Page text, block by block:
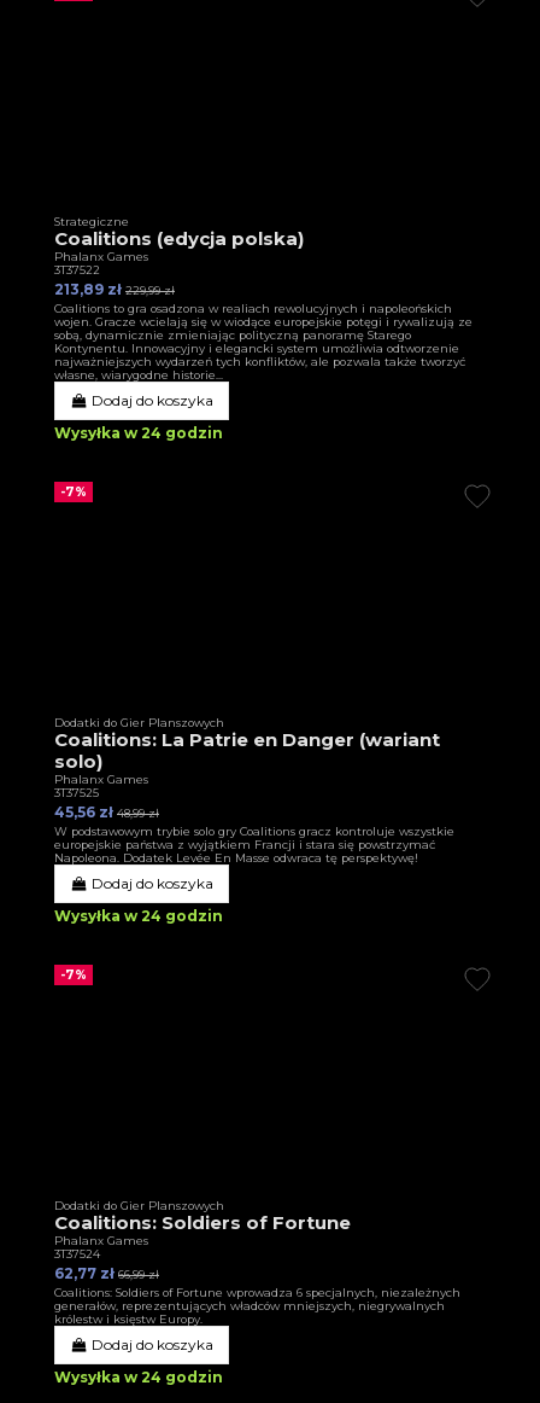
Strategiczne
Coalitions (edycja polska)
Phalanx Games
3T37522
213,89 zł 229,99 zł
Coalitions to gra osadzona w realiach rewolucyjnych i napoleońskich
wojen. Gracze wcielają się w wiodące europejskie potęgi i rywalizują ze
sobą, dynamicznie zmieniając polityczną panoramę Starego
Kontynentu. Innowacyjny i elegancki system umożliwia odtworzenie
najważniejszych wydarzeń tych konfliktów, ale pozwala także tworzyć
własne, wiarygodne historie...
Dodaj do koszyka
Wysyłka w 24 godzin
-7%
Dodatki do Gier Planszowych
Coalitions: La Patrie en Danger (wariant
solo)
Phalanx Games
3T37525
45,56 zł 48,99 zł
W podstawowym trybie solo gry Coalitions gracz kontroluje wszystkie
europejskie państwa z wyjątkiem Francji i stara się powstrzymać
Napoleona. Dodatek Levée En Masse odwraca tę perspektywę!
Dodaj do koszyka
Wysyłka w 24 godzin
-7%
Dodatki do Gier Planszowych
Coalitions: Soldiers of Fortune
Phalanx Games
3T37524
62,77 zł 66,99 zł
Coalitions: Soldiers of Fortune wprowadza 6 specjalnych, niezależnych
generałów, reprezentujących władców mniejszych, niegrywalnych
królestw i księstw Europy.
Dodaj do koszyka
Wysyłka w 24 godzin